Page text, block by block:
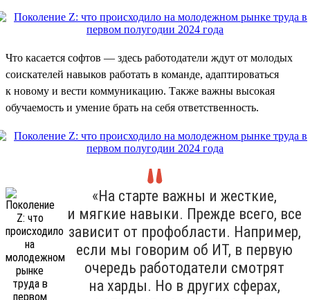
Что касается софтов — здесь работодатели ждут от молодых
соискателей навыков работать в команде, адаптироваться
к новому и вести коммуникацию. Также важны высокая
обучаемость и умение брать на себя ответственность.
«На старте важны и жесткие,
и мягкие навыки. Прежде всего, все
зависит от профобласти. Например,
если мы говорим об ИТ, в первую
очередь работодатели смотрят
на харды. Но в других сферах,